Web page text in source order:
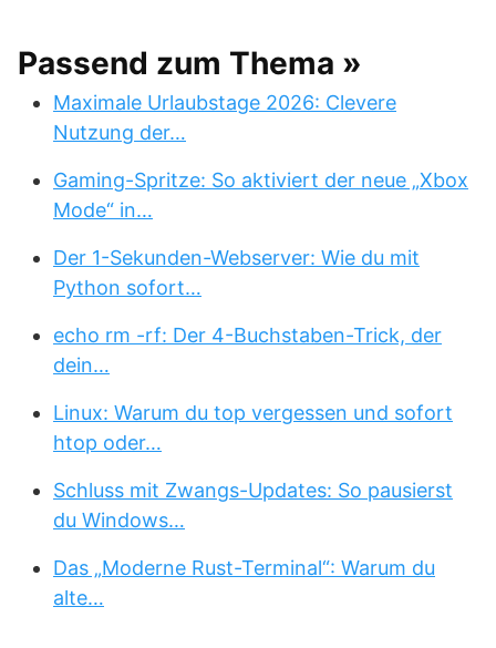
Passend zum Thema »
Maximale Urlaubstage 2026: Clevere
Nutzung der…
Gaming-Spritze: So aktiviert der neue „Xbox
Mode“ in…
Der 1-Sekunden-Webserver: Wie du mit
Python sofort…
echo rm -rf: Der 4-Buchstaben-Trick, der
dein…
Linux: Warum du top vergessen und sofort
htop oder…
Schluss mit Zwangs-Updates: So pausierst
du Windows…
Das „Moderne Rust-Terminal“: Warum du
alte…